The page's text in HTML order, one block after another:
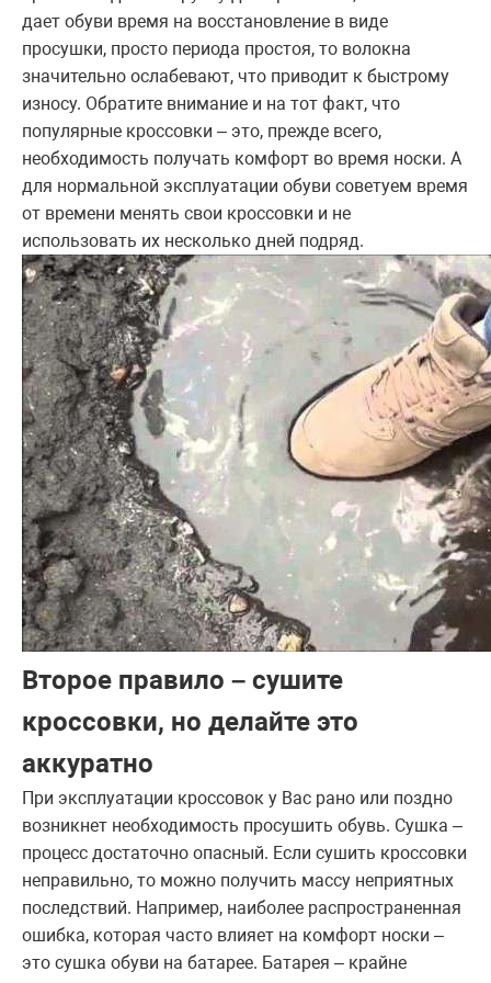
дает обуви время на восстановление в виде
просушки, просто периода простоя, то волокна
значительно ослабевают, что приводит к быстрому
износу. Обратите внимание и на тот факт, что
популярные кроссовки – это, прежде всего,
необходимость получать комфорт во время носки. А
для нормальной эксплуатации обуви советуем время
от времени менять свои кроссовки и не
использовать их несколько дней подряд.
Второе правило – сушите
кроссовки, но делайте это
аккуратно
При эксплуатации кроссовок у Вас рано или поздно
возникнет необходимость просушить обувь. Сушка –
процесс достаточно опасный. Если сушить кроссовки
неправильно, то можно получить массу неприятных
последствий. Например, наиболее распространенная
ошибка, которая часто влияет на комфорт носки –
это сушка обуви на батарее. Батарея – крайне